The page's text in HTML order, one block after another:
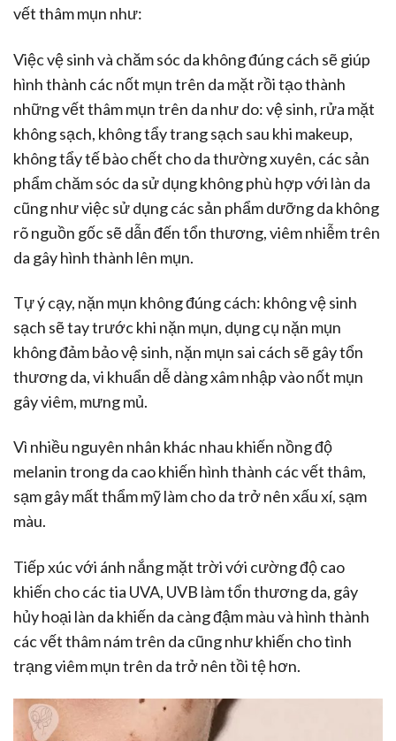
vết thâm mụn như:
Việc vệ sinh và chăm sóc da không đúng cách sẽ giúp
hình thành các nốt mụn trên da mặt rồi tạo thành
những vết thâm mụn trên da như do: vệ sinh, rửa mặt
không sạch, không tẩy trang sạch sau khi makeup,
không tẩy tế bào chết cho da thường xuyên, các sản
phẩm chăm sóc da sử dụng không phù hợp với làn da
cũng như việc sử dụng các sản phẩm dưỡng da không
rõ nguồn gốc sẽ dẫn đến tổn thương, viêm nhiễm trên
da gây hình thành lên mụn.
Tự ý cạy, nặn mụn không đúng cách: không vệ sinh
sạch sẽ tay trước khi nặn mụn, dụng cụ nặn mụn
không đảm bảo vệ sinh, nặn mụn sai cách sẽ gây tổn
thương da, vi khuẩn dễ dàng xâm nhập vào nốt mụn
gây viêm, mưng mủ.
Vì nhiều nguyên nhân khác nhau khiến nồng độ
melanin trong da cao khiến hình thành các vết thâm,
sạm gây mất thẩm mỹ làm cho da trở nên xấu xí, sạm
màu.
Tiếp xúc với ánh nắng mặt trời với cường độ cao
khiến cho các tia UVA, UVB làm tổn thương da, gây
hủy hoại làn da khiến da càng đậm màu và hình thành
các vết thâm nám trên da cũng như khiến cho tình
trạng viêm mụn trên da trở nên tồi tệ hơn.